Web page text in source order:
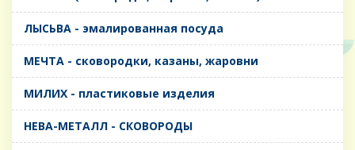
ЛЫСЬВА - эмалированная посуда
МЕЧТА - сковородки, казаны, жаровни
МИЛИХ - пластиковые изделия
НЕВА-МЕТАЛЛ - СКОВОРОДЫ